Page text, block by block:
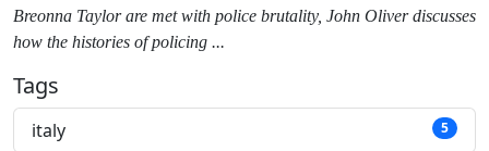
Breonna Taylor are met with police brutality, John Oliver discusses
how the histories of policing ...
Tags
italy 5